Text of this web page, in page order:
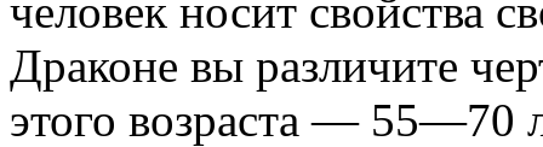
человек носит свойства
Драконе вы различите
этого возраста — 55—70